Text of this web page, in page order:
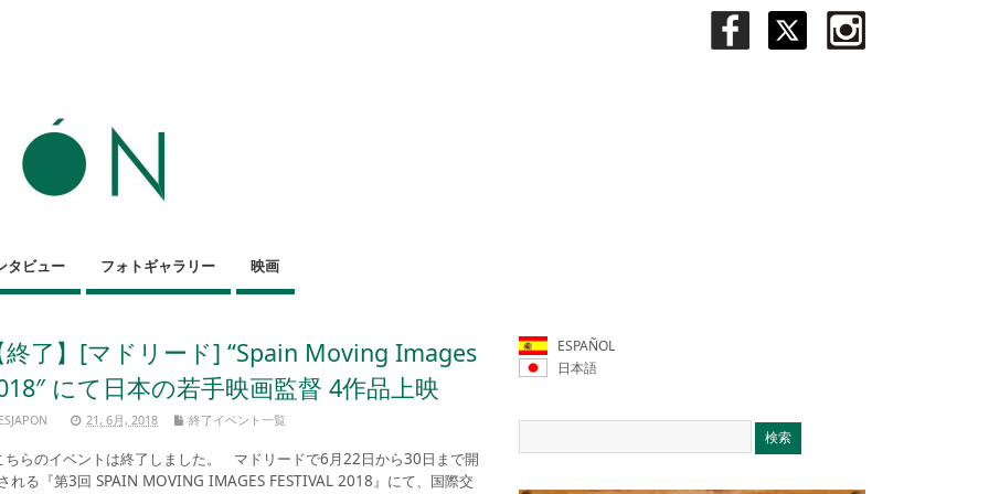
タビュー フォトギャラリー 映画
終了】[マドリード] “Spain Moving Images
にて日本の若手映画監督 4作品上映
21, 6月, 2018 終了イベント一覧
らのイベントは終了しました。 マドリードで6月22日から30日まで開
れる『第3回 SPAIN MOVING IMAGES FESTIVAL 2018』にて、国際交
ESPAÑOL
日本語